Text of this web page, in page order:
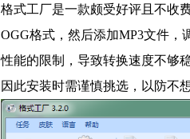
格式工厂是一款颇受好评且不收
OGG格式，然后添加MP3文件
性能的限制，导致转换速度不够
因此安装时需谨慎挑选，以防不